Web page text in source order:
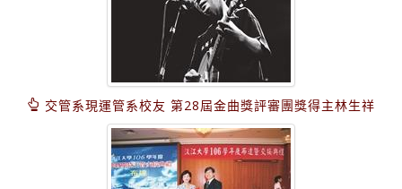
交管系現運管系校友 第28屆金曲獎評審團獎得主林生祥